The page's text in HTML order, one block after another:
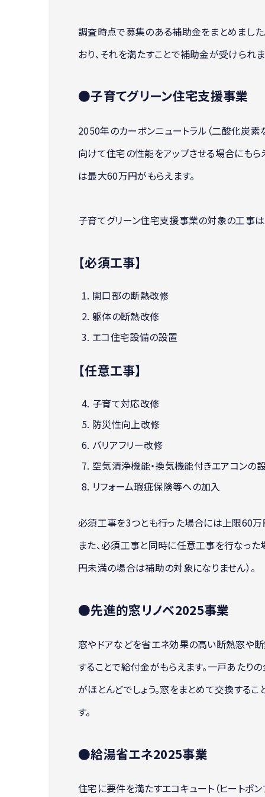
調査時点で募集のある補助金をまとめまし
おり、それを満たすことで補助金が受けられま
●子育てグリーン住宅支援事業
2050年のカーボンニュートラル（二酸化炭
向けて住宅の性能をアップさせる場合にもら
は最大60万円がもらえます。
子育てグリーン住宅支援事業の対象の工事
【必須工事】
開口部の断熱改修
躯体の断熱改修
エコ住宅設備の設置
【任意工事】
子育て対応改修
防災性向上改修
バリアフリー改修
空気清浄機能・換気機能付きエアコンの
リフォーム瑕疵保険等への加入
必須工事を3つとも行った場合には上限60万
また、必須工事と同時に任意工事を行なっ
円未満の場合は補助の対象になりません）。
●先進的窓リノベ2025事業
窓やドアなどを省エネ効果の高い断熱窓や
することで給付金がもらえます。一戸あた
がほとんどでしょう。窓をまとめて交換する
す。
●給湯省エネ2025事業
住宅に要件を満たすエコキュート（ヒートポン